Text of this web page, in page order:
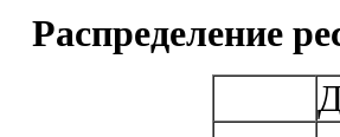
Распределение